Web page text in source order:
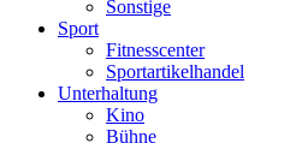
Sonstige
Sport
Fitnesscenter
Sportartikelhandel
Unterhaltung
Kino
Bühne